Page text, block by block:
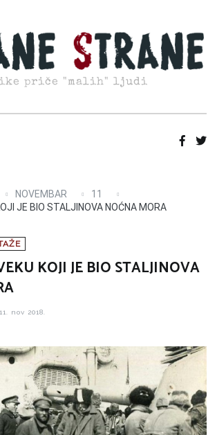
priče "malih" ljudi
NOVEMBAR
11
JE BIO STALJINOVA NOĆNA MORA
KOJI JE BIO STALJINOVA
11. nov 2018.